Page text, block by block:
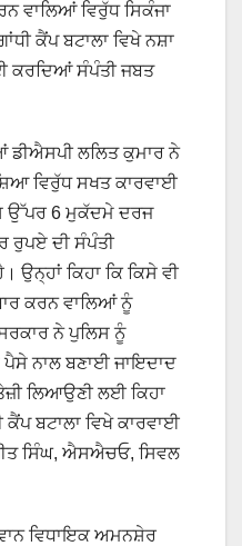
ਵਾਲਿਆਂ ਵਿਰੁੱਧ ਸਿਕੰਜਾ
ਕੈਂਪ ਬਟਾਲਾ ਵਿਖੇ ਨਸ਼ਾ
ਕਰਦਿਆਂ ਸੰਪੰਤੀ ਜਬਤ
ਡੀਐਸਪੀ ਲਲਿਤ ਕੁਮਾਰ ਨੇ
ਵਿਰੁੱਧ ਸਖਤ ਕਾਰਵਾਈ
ਉੱਪਰ 6 ਮੁਕੱਦਮੇ ਦਰਜ
ਰੁਪਏ ਦੀ ਸੰਪੰਤੀ
ਉਨ੍ਹਾਂ ਕਿਹਾ ਕਿ ਕਿਸੇ ਵੀ
ਕਰਨ ਵਾਲਿਆਂ ਨੂੰ
ਨੇ ਪੁਲਿਸ ਨੂੰ
ਨਾਲ ਬਣਾਈ ਜਾਇਦਾਦ
ਲਿਆਉਣੀ ਲਈ ਕਿਹਾ
ਬਟਾਲਾ ਵਿਖੇ ਕਾਰਵਾਈ
ਸਿੰਘ, ਐਸਐਚਓ, ਸਿਵਲ
ਵਿਧਾਇਕ ਅਮਨਸ਼ੇਰ